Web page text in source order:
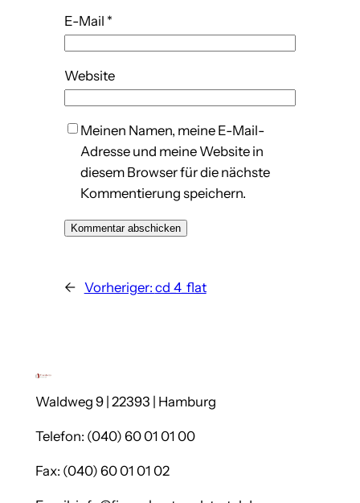
E-Mail *
Website
Meinen Namen, meine E-Mail-
Adresse und meine Website in
diesem Browser für die nächste
Kommentierung speichern.
← Vorheriger: cd_4_flat
Waldweg 9 | 22393 | Hamburg
Telefon: (040) 60 01 01 00
Fax: (040) 60 01 01 02